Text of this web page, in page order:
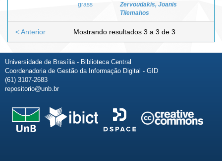
grass
Zervoudakis, Joanis
Tilemahos
Mostrando resultados 3 a 3 de 3
< Anterior
Universidade de Brasília - Biblioteca Central
Coordenadoria de Gestão da Informação Digital - GID
(61) 3107-2683
repositorio@unb.br